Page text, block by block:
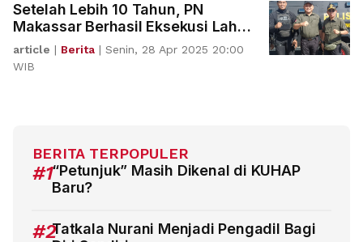
Setelah Lebih 10 Tahun, PN
Makassar Berhasil Eksekusi Lahan
Showroom Mazda
article | Berita | Senin, 28 Apr 2025 20:00
WIB
BERITA TERPOPULER
#1“Petunjuk” Masih Dikenal di KUHAP
Baru?
#2Tatkala Nurani Menjadi Pengadil Bagi